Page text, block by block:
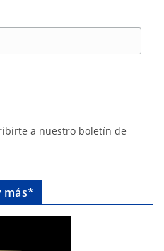
a nuestro boletín de
más*